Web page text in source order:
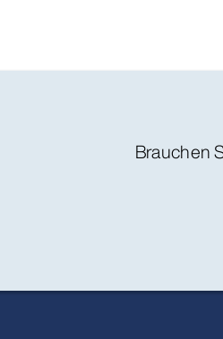
Brauchen